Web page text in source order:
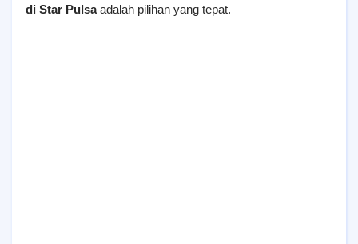
di Star Pulsaadalah pilihan yang tepat.